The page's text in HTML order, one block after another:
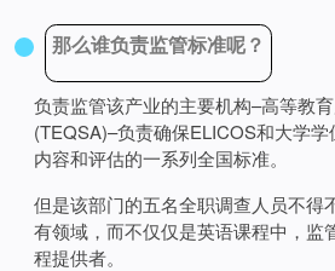
那么谁负责监管标准呢？
负责监管该产业的主要机构–高等教
(TEQSA)–负责确保ELICOS和大学
内容和评估的一系列全国标准。
但是该部门的五名全职调查人员不得
有领域，而不仅仅是英语课程中，监
程提供者。